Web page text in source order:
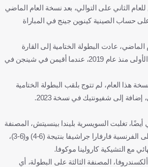
الثاني على التوالي، بعد نسخة العام الماضي
حساب الصينية كينوين جينج في المباراة
الماضي، عادت البطولة الختامية إلى القارة
الآسيوية من جديد، للمرة الأولى منذ عام 2019، عندما أقيمن في شينجن في
هذا العام، لم تتوج بلقب البطولة الختامية
إلى شفيونتيك في نسخة 2023.
أيضًا، تغلبت السويسرية بليندا بينسيتش، المصنفة
الخامسة على البطولة، على الفرنسية فارفارا جراشيفا بنتيجة (6-4) و(6-3)،
مع التشيكية كارولينا موكوفا.
المصنفة الثالثة على البطولة، أي